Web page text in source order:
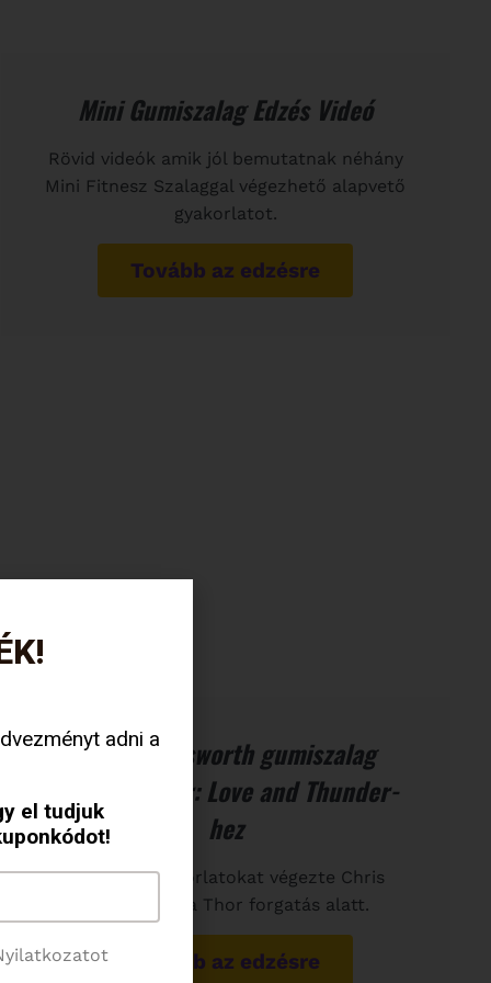
Mini Gumiszalag Edzés Videó
Rövid videók amik jól bemutatnak néhány
Mini Fitnesz Szalaggal végezhető alapvető
gyakorlatot.
Tovább az edzésre
Chris Hemsworth gumiszalag
edzése a Thor: Love and Thunder-
hez
Ezeket a gyakorlatokat végezte Chris
Hemsworth a Thor forgatás alatt.
Tovább az edzésre
adni a
el tudjuk